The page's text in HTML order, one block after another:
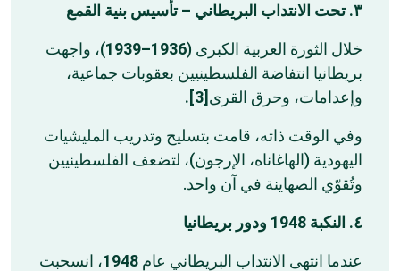
٣. تحت الانتداب البريطاني – تأسيس بنية القمع
خلال الثورة العربية الكبرى (1936–1939
)، واجهت
بريطانيا انتفاضة الفلسطينيين بعقوبات جماعية،
وإعدامات، وحرق القرى [3].
وفي الوقت ذاته، قامت بتسليح وتدريب المليشيات
اليهودية (الهاغاناه، الإرجون)، لتضعف الفلسطينيين
وتُقوّي الصهاينة في آن واحد.
٤. النكبة 1948 ودور بريطانيا
عندما انتهى الانتداب البريطاني عام 1948، انسحبت